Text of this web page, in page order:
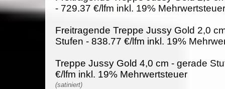
- 729.37 €/lfm inkl. 19% Mehrwertsteuer
Freitragende Treppe Jussy Gold 2,0
Stufen - 838.77 €/lfm inkl. 19%
Treppe Jussy Gold 4,0 cm - gerade
€/lfm inkl. 19% Mehrwertsteuer
(satiniert)